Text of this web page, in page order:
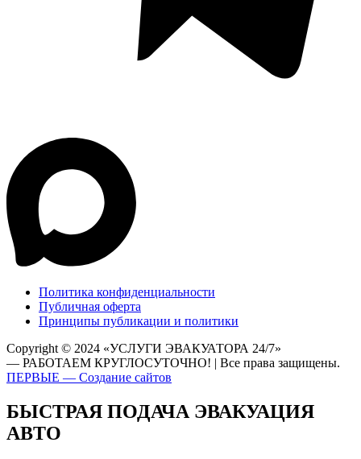
Политика конфиденциальности
Публичная оферта
Принципы публикации и политики
Copyright © 2024 «УСЛУГИ ЭВАКУАТОРА 24/7»
— РАБОТАЕМ КРУГЛОСУТОЧНО! | Все права защищены.
ПЕРВЫЕ — Создание сайтов
БЫСТРАЯ ПОДАЧА ЭВАКУАЦИЯ
АВТО